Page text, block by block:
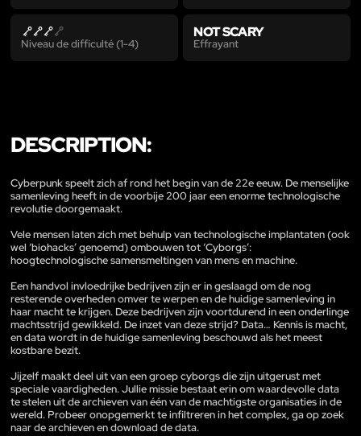
Niveau de difficulté (1-4)
NOT SCARY
Effrayant
DESCRIPTION:
Cyberpunk speelt zich af rond het begin van de 22e eeuw. De menselijke
samenleving heeft in de voorbije 200 jaar een enorme technologische
revolutie doorgemaakt.
Vele mensen laten zich met behulp van technologische implantaten (ook
wel ‘biohacks’ genoemd) ombouwen tot ‘Cyborgs’:
hoogtechnologische samensmeltingen van mens en machine.
Een handvol invloedrijke bedrijven zijn er in geslaagd om de nog
resterende overheden omver te werpen en de huidige samenleving in
haar macht te krijgen. Deze bedrijven zijn voortdurend in een onderlinge
machtsstrijd gewikkeld. De inzet van deze strijd? Data… Kennis is macht,
en data wordt in de huidige samenleving beschouwd als het meest
kostbare bezit.
Jijzelf maakt deel uit van een groep cyborgs die zijn uitgerust met
speciale vaardigheden. Jullie missie bestaat erin om waardevolle data
te stelen uit de archieven van één van de machtigste organisaties in de
wereld. Probeer onopgemerkt te infiltreren in het complex, ga op zoek
naar de archieven en download de data.